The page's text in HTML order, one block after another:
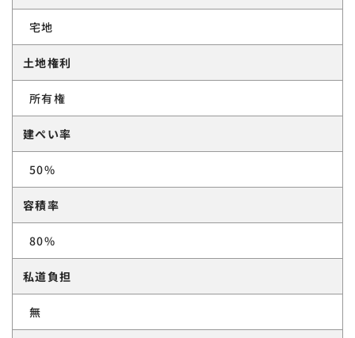
宅地
土地権利
所有権
建ぺい率
50%
容積率
80%
私道負担
無